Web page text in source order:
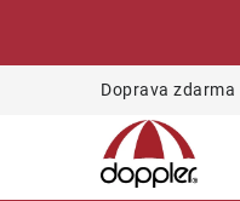
Doprava